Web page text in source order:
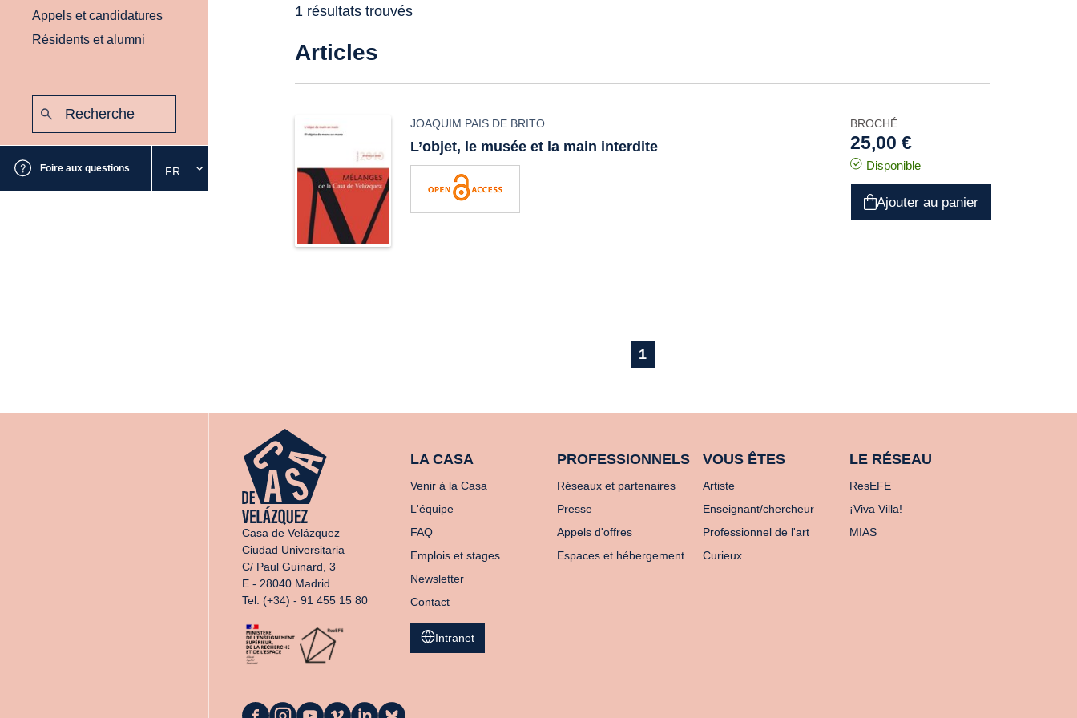
Appels et candidatures
Résidents et alumni
Foire aux questions
Sélectionnez
la
FR
1 résultats trouvés
Articles
JOAQUIM PAIS DE BRITO
L’objet, le musée et la main interdite
BROCHÉ
25,00 €
Disponible
Ajouter au panier
1
Casa de Velázquez
Ciudad Universitaria
C/ Paul Guinard, 3
E - 28040 Madrid
Tel. (+34) - 91 455 15 80
LA CASA
Venir à la Casa
L'équipe
FAQ
Emplois et stages
Newsletter
Contact
PROFESSIONNELS
Réseaux et partenaires
Presse
Appels d'offres
Espaces et hébergement
VOUS ÊTES
Artiste
Enseignant/chercheur
Professionnel de l'art
Curieux
LE RÉSEAU
ResEFE
¡Viva Villa!
MIAS
Intranet